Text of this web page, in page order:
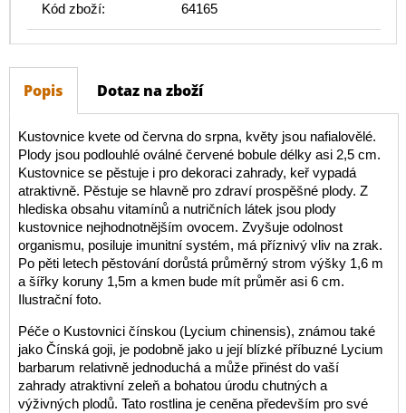
Kód zboží: 64165
Popis Dotaz na zboží
Kustovnice kvete od června do srpna, květy jsou nafialovělé.
Plody jsou podlouhlé oválné červené bobule délky asi 2,5 cm.
Kustovnice se pěstuje i pro dekoraci zahrady, keř vypadá
atraktivně. Pěstuje se hlavně pro zdraví prospěšné plody. Z
hlediska obsahu vitamínů a nutričních látek jsou plody
kustovnice nejhodnotnějším ovocem. Zvyšuje odolnost
organismu, posiluje imunitní systém, má příznivý vliv na zrak.
Po pěti letech pěstování dorůstá průměrný strom výšky 1,6 m
a šířky koruny 1,5m a kmen bude mít průměr asi 6 cm.
Ilustrační foto.
Péče o Kustovnici čínskou (Lycium chinensis), známou také
jako Čínská goji, je podobně jako u její blízké příbuzné Lycium
barbarum relativně jednoduchá a může přinést do vaší
zahrady atraktivní zeleň a bohatou úrodu chutných a
výživných plodů. Tato rostlina je ceněna především pro své